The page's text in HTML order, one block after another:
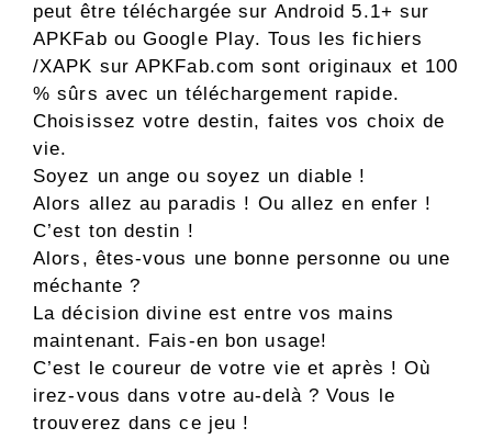
peut être téléchargée sur Android 5.1+ sur
APKFab ou Google Play. Tous les fichiers
/XAPK sur APKFab.com sont originaux et 100
% sûrs avec un téléchargement rapide.
Choisissez votre destin, faites vos choix de
vie.
Soyez un ange ou soyez un diable !
Alors allez au paradis ! Ou allez en enfer !
C’est ton destin !
Alors, êtes-vous une bonne personne ou une
méchante ?
La décision divine est entre vos mains
maintenant. Fais-en bon usage!
C’est le coureur de votre vie et après ! Où
irez-vous dans votre au-delà ? Vous le
trouverez dans ce jeu !